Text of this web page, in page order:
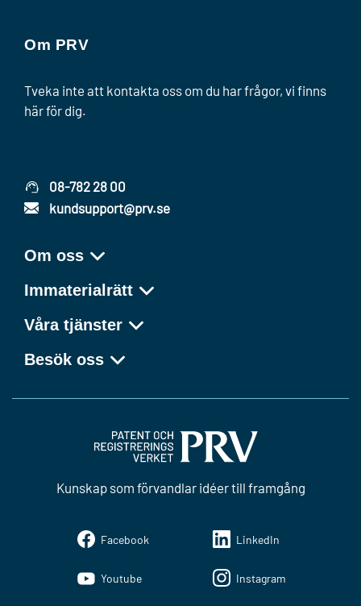
Om PRV
Tveka inte att kontakta oss om du har frågor, vi finns
här för dig.
08-782 28 00
kundsupport@prv.se
Om oss
Immaterialrätt
Våra tjänster
Besök oss
Kunskap som förvandlar idéer till framgång
Facebook LinkedIn
Youtube Instagram